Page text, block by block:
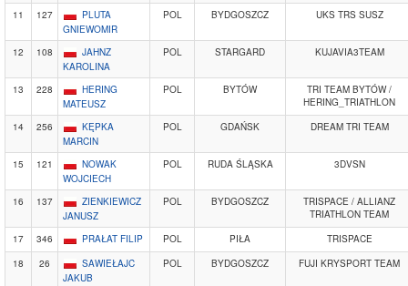
11 127
PLUTA
GNIEWOMIR
POL BYDGOSZCZ UKS TRS SUSZ
12 108
JAHNZ
KAROLINA
POL STARGARD KUJAVIA3TEAM
13 228
HERING
MATEUSZ
POL BYTÓW
TRI TEAM BYTÓW /
HERING_TRIATHLON
14
256
KĘPKA
MARCIN
POL GDAŃSK DREAM TRI TEAM
15 121
NOWAK
WOJCIECH
POL RUDA ŚLĄSKA 3DVSN
16 137
ZIENKIEWICZ
JANUSZ
POL BYDGOSZCZ
TRISPACE / ALLIANZ
TRIATHLON TEAM
17
346 PRAŁAT FILIP POL PIŁA
TRISPACE
18
26
SAWIEŁAJC
JAKUB
POL BYDGOSZCZ FUJI KRYSPORT TEAM